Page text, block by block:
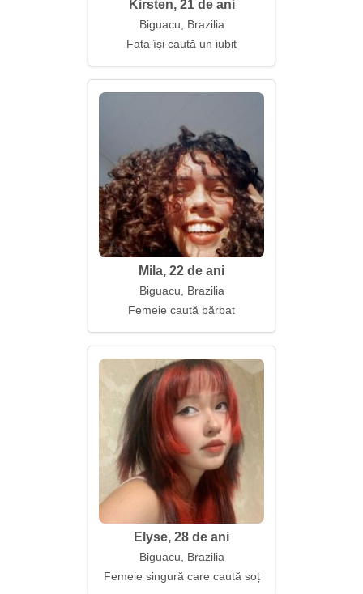
Kirsten, 21 de ani
Biguacu, Brazilia
Fata își caută un iubit
Mila, 22 de ani
Biguacu, Brazilia
Femeie caută bărbat
Elyse, 28 de ani
Biguacu, Brazilia
Femeie singură care caută soț